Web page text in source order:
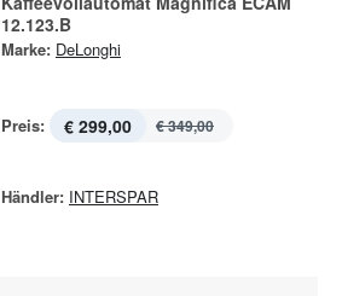
12.123.B
Marke: DeLonghi
Preis: € 299,00 € 349,00
Händler: INTERSPAR